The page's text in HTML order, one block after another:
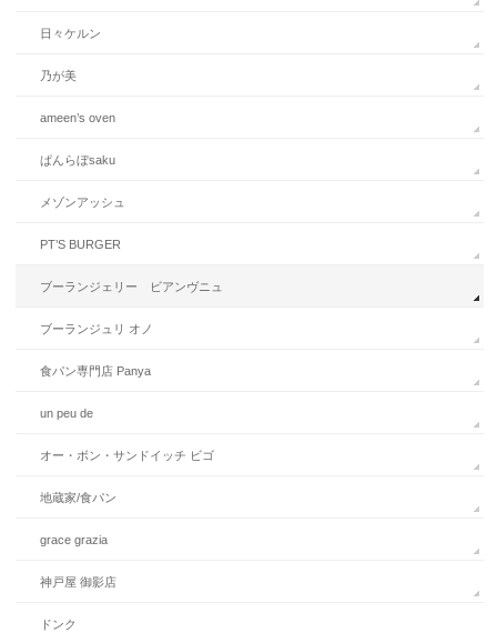
日々ケルン
乃が美
ameen’s oven
ぱんらぼsaku
メゾンアッシュ
PT’S BURGER
ブーランジェリー ビアンヴニュ
ブーランジュリ オノ
食パン専門店 Panya
un peu de
オー・ボン・サンドイッチ ビゴ
地蔵家/食パン
grace grazia
神戸屋 御影店
ドンク